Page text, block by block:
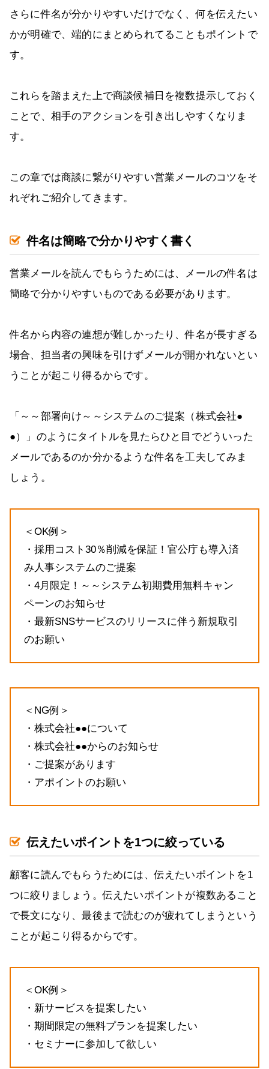
さらに件名が分かりやすいだけでなく、何を伝えたい
かが明確で、端的にまとめられてることもポイントで
す。
これらを踏まえた上で商談候補日を複数提示しておく
ことで、相手のアクションを引き出しやすくなりま
す。
この章では商談に繋がりやすい営業メールのコツをそ
れぞれご紹介してきます。
件名は簡略で分かりやすく書く
営業メールを読んでもらうためには、メールの件名は
簡略で分かりやすいものである必要があります。
件名から内容の連想が難しかったり、件名が長すぎる
場合、担当者の興味を引けずメールが開かれないとい
うことが起こり得るからです。
「～～部署向け～～システムのご提案（株式会社●
●）」のようにタイトルを見たらひと目でどういった
メールであるのか分かるような件名を工夫してみま
しょう。
＜OK例＞
・採用コスト30％削減を保証！官公庁も導入済
み人事システムのご提案
・4月限定！～～システム初期費用無料キャン
ペーンのお知らせ
・最新SNSサービスのリリースに伴う新規取引
のお願い
＜NG例＞
・株式会社●●について
・株式会社●●からのお知らせ
・ご提案があります
・アポイントのお願い
伝えたいポイントを1つに絞っている
顧客に読んでもらうためには、伝えたいポイントを1
つに絞りましょう。伝えたいポイントが複数あること
で長文になり、最後まで読むのが疲れてしまうという
ことが起こり得るからです。
＜OK例＞
・新サービスを提案したい
・期間限定の無料プランを提案したい
・セミナーに参加して欲しい